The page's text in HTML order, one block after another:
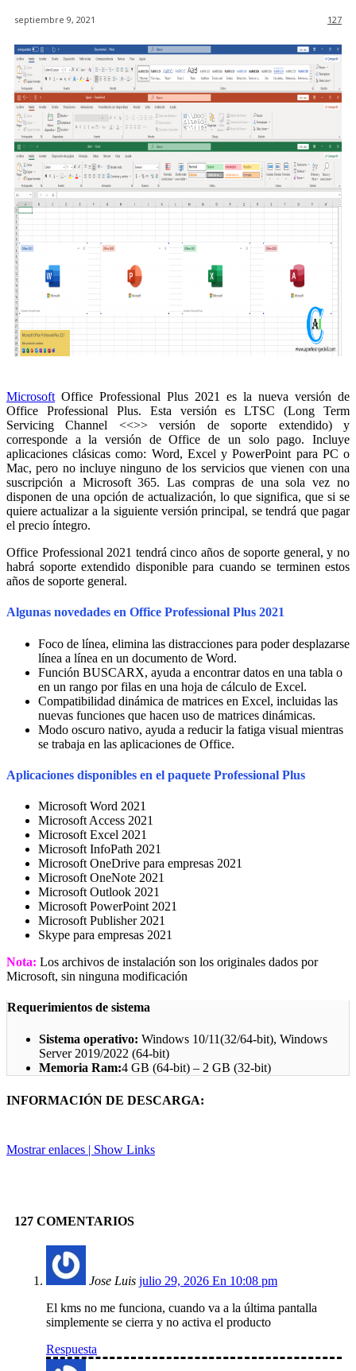
septiembre 9, 2021 127
Microsoft Office Professional Plus 2021 es la nueva versión de
Office Professional Plus. Esta versión es LTSC (Long Term
Servicing Channel <<>> versión de soporte extendido) y
corresponde a la versión de Office de un solo pago. Incluye
aplicaciones clásicas como: Word, Excel y PowerPoint para PC o
Mac, pero no incluye ninguno de los servicios que vienen con una
suscripción a Microsoft 365. Las compras de una sola vez no
disponen de una opción de actualización, lo que significa, que si se
quiere actualizar a la siguiente versión principal, se tendrá que pagar
el precio íntegro.
Office Professional 2021 tendrá cinco años de soporte general, y no
habrá soporte extendido disponible para cuando se terminen estos
años de soporte general.
Algunas novedades en Office Professional Plus 2021
Foco de línea, elimina las distracciones para poder desplazarse
línea a línea en un documento de Word.
Función BUSCARX, ayuda a encontrar datos en una tabla o
en un rango por filas en una hoja de cálculo de Excel.
Compatibilidad dinámica de matrices en Excel, incluidas las
nuevas funciones que hacen uso de matrices dinámicas.
Modo oscuro nativo, ayuda a reducir la fatiga visual mientras
se trabaja en las aplicaciones de Office.
Aplicaciones disponibles en el paquete Professional Plus
Microsoft Word 2021
Microsoft Access 2021
Microsoft Excel 2021
Microsoft InfoPath 2021
Microsoft OneDrive para empresas 2021
Microsoft OneNote 2021
Microsoft Outlook 2021
Microsoft PowerPoint 2021
Microsoft Publisher 2021
Skype para empresas 2021
Nota: Los archivos de instalación son los originales dados por
Microsoft, sin ninguna modificación
Requerimientos de sistema
Sistema operativo: Windows 10/11(32/64-bit), Windows
Server 2019/2022 (64-bit)
Memoria Ram:4 GB (64-bit) – 2 GB (32-bit)
INFORMACIÓN DE DESCARGA:
Mostrar enlaces | Show Links
127 COMENTARIOS
Jose Luis julio 29, 2026 En 10:08 pm
El kms no me funciona, cuando va a la última pantalla
simplemente se cierra y no activa el producto
Respuesta